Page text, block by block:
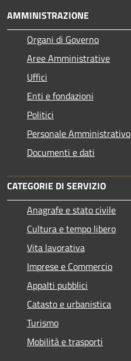
AMMINISTRAZIONE
Organi di Governo
Aree Amministrative
Uffici
Enti e fondazioni
Politici
Personale Amministrativo
Documenti e dati
CATEGORIE DI SERVIZIO
Anagrafe e stato civile
Cultura e tempo libero
Vita lavorativa
Imprese e Commercio
Appalti pubblici
Catasto e urbanistica
Turismo
Mobilità e trasporti